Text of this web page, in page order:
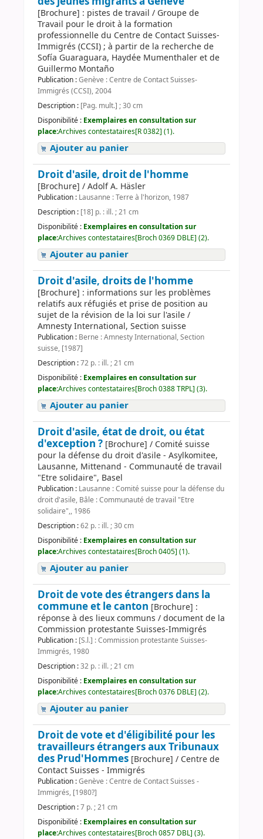
[Brochure] : pistes de travail / Groupe de
Travail pour le droit à la formation
professionnelle du Centre de Contact Suisses-
Immigrés (CCSI) ; à partir de la recherche de
Sofía Guaraguara, Haydée Mumenthaler et de
Guillermo Montaño
Publication :Genève : Centre de Contact Suisses-
Immigrés (CCSI), 2004
Description : [Pag. mult.] ; 30 cm
Disponibilité : Exemplaires en consultation sur
place:Archives contestataires[R 0382] (1).
Ajouter au panier
Droit d'asile, droit de l'homme
[Brochure] / Adolf A. Häsler
Publication : Lausanne : Terre à l'horizon, 1987
Description : [18] p. : ill. ; 21 cm
Disponibilité : Exemplaires en consultation sur
place:Archives contestataires[Broch 0369 DBLE] (2).
Ajouter au panier
Droit d'asile, droits de l'homme
[Brochure] : informations sur les problèmes
relatifs aux réfugiés et prise de position au
sujet de la révision de la loi sur l'asile /
Amnesty International, Section suisse
Publication : Berne : Amnesty International, Section
suisse, [1987]
Description :72 p. : ill. ; 21 cm
Disponibilité : Exemplaires en consultation sur
place:Archives contestataires[Broch 0388 TRPL] (3).
Ajouter au panier
Droit d'asile, état de droit, ou état
d'exception ? [Brochure] / Comité suisse
pour la défense du droit d'asile - Asylkomitee,
Lausanne, Mittenand - Communauté de travail
"Etre solidaire", Basel
Publication : Lausanne : Comité suisse pour la défense du
droit d'asile, Bâle : Communauté de travail "Etre
solidaire",, 1986
Description :62 p. : ill. ; 30 cm
Disponibilité : Exemplaires en consultation sur
place:Archives contestataires[Broch 0405] (1).
Ajouter au panier
Droit de vote des étrangers dans la
commune et le canton [Brochure] :
réponse à des lieux communs / document de la
Commission protestante Suisses-Immigrés
Publication : [S.l.] : Commission protestante Suisses-
Immigrés, 1980
Description :32 p. : ill. ; 21 cm
Disponibilité : Exemplaires en consultation sur
place:Archives contestataires[Broch 0376 DBLE] (2).
Ajouter au panier
Droit de vote et d'éligibilité pour les
travailleurs étrangers aux Tribunaux
des Prud'Hommes [Brochure] / Centre de
Contact Suisses - Immigrés
Publication :Genève : Centre de Contact Suisses -
Immigrés, [1980?]
Description :7 p. ; 21 cm
Disponibilité : Exemplaires en consultation sur
place:Archives contestataires[Broch 0857 DBL] (3).